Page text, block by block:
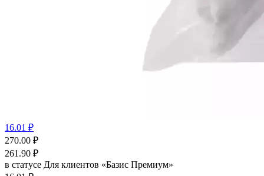
16.01 ₽
270.00 ₽
261.90 ₽
в статусе Для клиентов «Базис Премиум»